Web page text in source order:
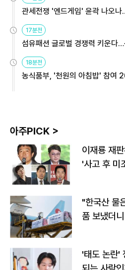
관세전쟁 '엔드게임' 윤곽 나오
용해야
17분전
섬유패션 글로벌 경쟁력 키운다
원
18분전
농식품부, '천원의 아침밥' 참여
아주PICK >
이재룡 재
'사고 후 미
"한국산 물
품 보냈더
'태도 논란'